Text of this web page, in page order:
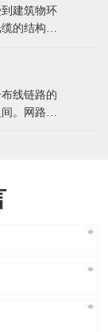
空气的高速
设方式
建筑物环
的结构设
。 1.按
三种。 室
间
线链路的
。网路的
45